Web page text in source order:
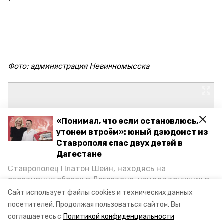
Сайт использует файлы cookies и технических данных
посетителей. Продолжая пользоваться сайтом, Вы
соглашаетесь с Политикой конфиденциальности
«Понимал, что если остановлюсь,
утонем втроём»: юный дзюдоист из
Ставрополя спас двух детей в
Дагестане
Ставрополец Платон Шейн, находясь на
спортивных сборах в Дегестане, увидел тонущих в
Каспийском море детей и бросился на помощь. По
возвращении домой, отважного мальчика
пригласили в министерство образования края и
Фото: администрация Невинномысска